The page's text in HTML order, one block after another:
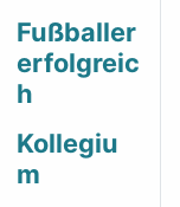
Fußballer
erfolgreic
h
Kollegiu
m